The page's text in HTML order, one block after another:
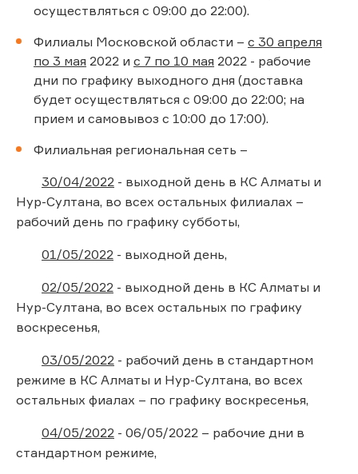
осуществляться с 09:00 до 22:00).
Филиалы Московской области – с 30 апреля
по 3 мая 2022 и с 7 по 10 мая 2022 - рабочие
дни по графику выходного дня (доставка
будет осуществляться с 09:00 до 22:00; на
прием и самовывоз с 10:00 до 17:00).
Филиальная региональная сеть –
30/04/2022 - выходной день в КС Алматы и
Нур-Султана, во всех остальных филиалах –
рабочий день по графику субботы,
01/05/2022 - выходной день,
02/05/2022 - выходной день в КС Алматы и
Нур-Султана, во всех остальных по графику
воскресенья,
03/05/2022 - рабочий день в стандартном
режиме в КС Алматы и Нур-Султана, во всех
остальных фиалах – по графику воскресенья,
04/05/2022 - 06/05/2022 – рабочие дни в
стандартном режиме,